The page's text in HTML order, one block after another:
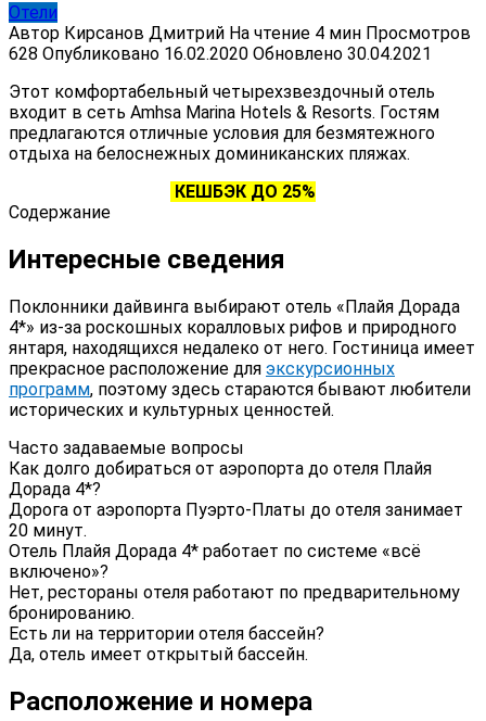
Отели
Автор Кирсанов Дмитрий На чтение 4 мин Просмотров
628 Опубликовано 16.02.2020 Обновлено 30.04.2021
Этот комфортабельный четырехзвездочный отель
входит в сеть Amhsa Marina Hotels & Resorts. Гостям
предлагаются отличные условия для безмятежного
отдыха на белоснежных доминиканских пляжах.
КЕШБЭК ДО 25%
Содержание
Интересные сведения
Поклонники дайвинга выбирают отель «Плайя Дорада
4*» из-за роскошных коралловых рифов и природного
янтаря, находящихся недалеко от него. Гостиница имеет
прекрасное расположение для экскурсионных
программ, поэтому здесь стараются бывают любители
исторических и культурных ценностей.
Часто задаваемые вопросы
Как долго добираться от аэропорта до отеля Плайя
Дорада 4*?
Дорога от аэропорта Пуэрто-Платы до отеля занимает
20 минут.
Отель Плайя Дорада 4* работает по системе «всё
включено»?
Нет, рестораны отеля работают по предварительному
бронированию.
Есть ли на территории отеля бассейн?
Да, отель имеет открытый бассейн.
Расположение и номера